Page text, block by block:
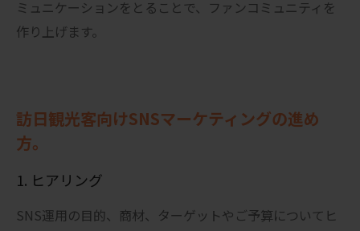
ミュニケーションをとることで、ファンコミュニティを
作り上げます。
訪日観光客向けSNSマーケティングの進め
方。
1. ヒアリング
SNS運用の目的、商材、ターゲットやご予算についてヒ